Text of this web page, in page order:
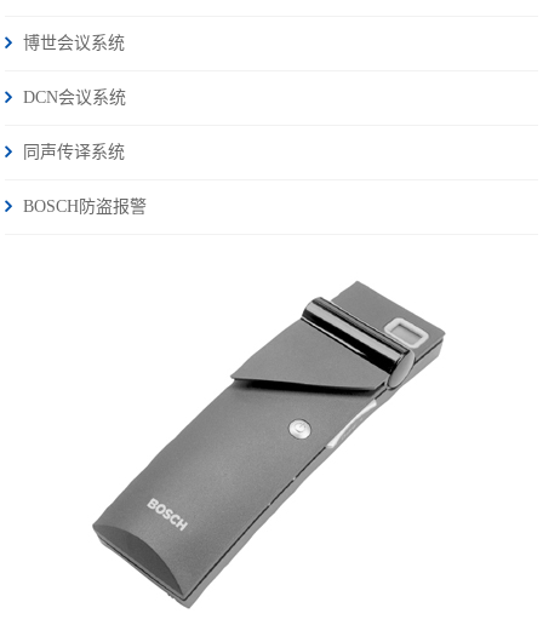
博世会议系统
DCN会议系统
同声传译系统
BOSCH防盗报警